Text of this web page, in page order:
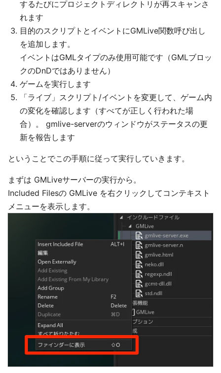
するたびにプロジェクトディレクトリが再スキャンさ
れます
目的のスクリプトとイベントにGMLive関数呼び出し
を追加します。
イベントはGMLタイプのみ使用可能です（GMLブロッ
クのDnDではありません）
ゲームを実行します
「ライブ」スクリプト/イベントを変更して、ゲーム内
の変化を確認します（すべてが正しく行われた場
合）。 gmlive-serverのウィンドウがステータスの更
新を報告します
ということでこの手順に従って実行していきます。
まずは GMLiveサーバーの実行から。
Included Filesの GMLive を右クリックしてコンテキスト
メニューを表示します。